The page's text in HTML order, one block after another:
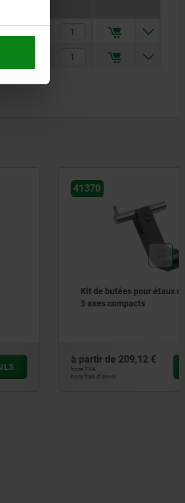
Kit de butées pour étaux de bridage
à partir de 209,12 €
hors TVA
hors frais d’envoi
DÉTAILS